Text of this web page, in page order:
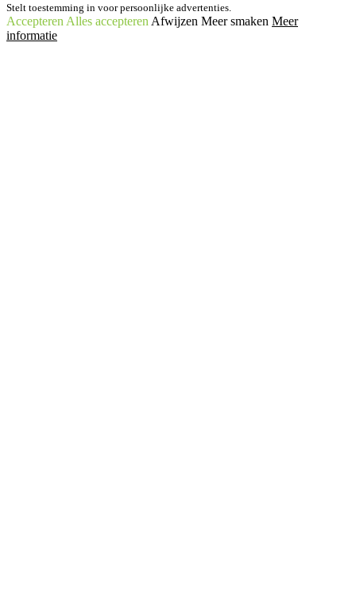
Stelt toestemming in voor persoonlijke advertenties.
Accepteren Alles accepteren Afwijzen Meer smaken Meer
informatie